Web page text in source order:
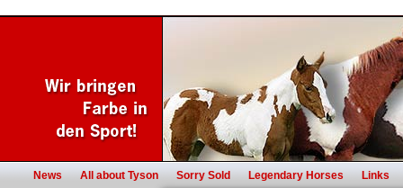
News All about Tyson Sorry Sold Legendary Horses Links